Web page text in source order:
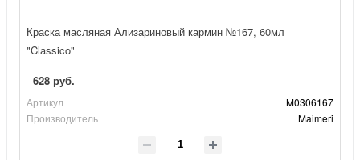
Краска масляная Ализариновый кармин №167, 60мл
"Classico"
628 руб.
Артикул
M0306167
Производитель
Maimeri